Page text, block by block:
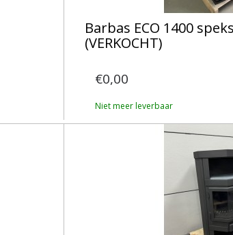
Barbas ECO 1400
(VERKOCHT)
€0,00
Niet meer leverbaar